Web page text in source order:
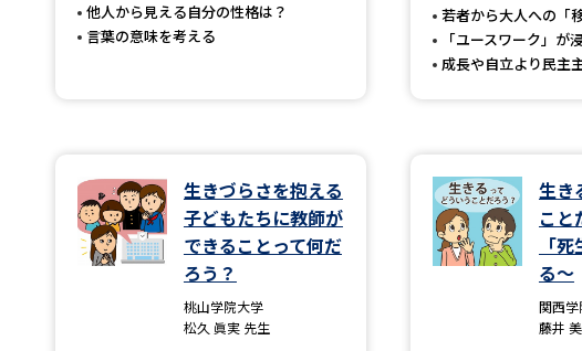
他人から見える自分の性格は？
言葉の意味を考える
若者から大人への「
「ユースワーク」が
成長や自立より民主
生きづらさを抱える
子どもたちに教師が
できることって何だ
ろう？
桃山学院大学
松久 眞実 先生
生き
こ
「
る～
関西
藤井